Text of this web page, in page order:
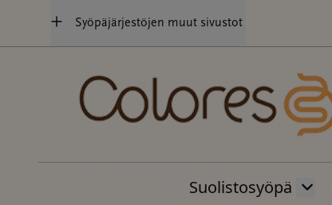
sisältöön
Syöpäjärjestöjen muut sivustot
Suolistosyöpä